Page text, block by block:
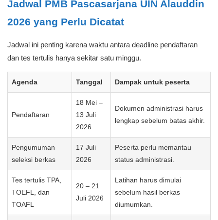
Jadwal PMB Pascasarjana UIN Alauddin
2026 yang Perlu Dicatat
Jadwal ini penting karena waktu antara deadline pendaftaran
dan tes tertulis hanya sekitar satu minggu.
Agenda Tanggal Dampak untuk peserta
Pendaftaran
18 Mei –
13 Juli
2026
Dokumen administrasi harus
lengkap sebelum batas akhir.
Pengumuman
seleksi berkas
17 Juli
2026
Peserta perlu memantau
status administrasi.
Tes tertulis TPA,
TOEFL, dan
TOAFL
20 – 21
Juli 2026
Latihan harus dimulai
sebelum hasil berkas
diumumkan.